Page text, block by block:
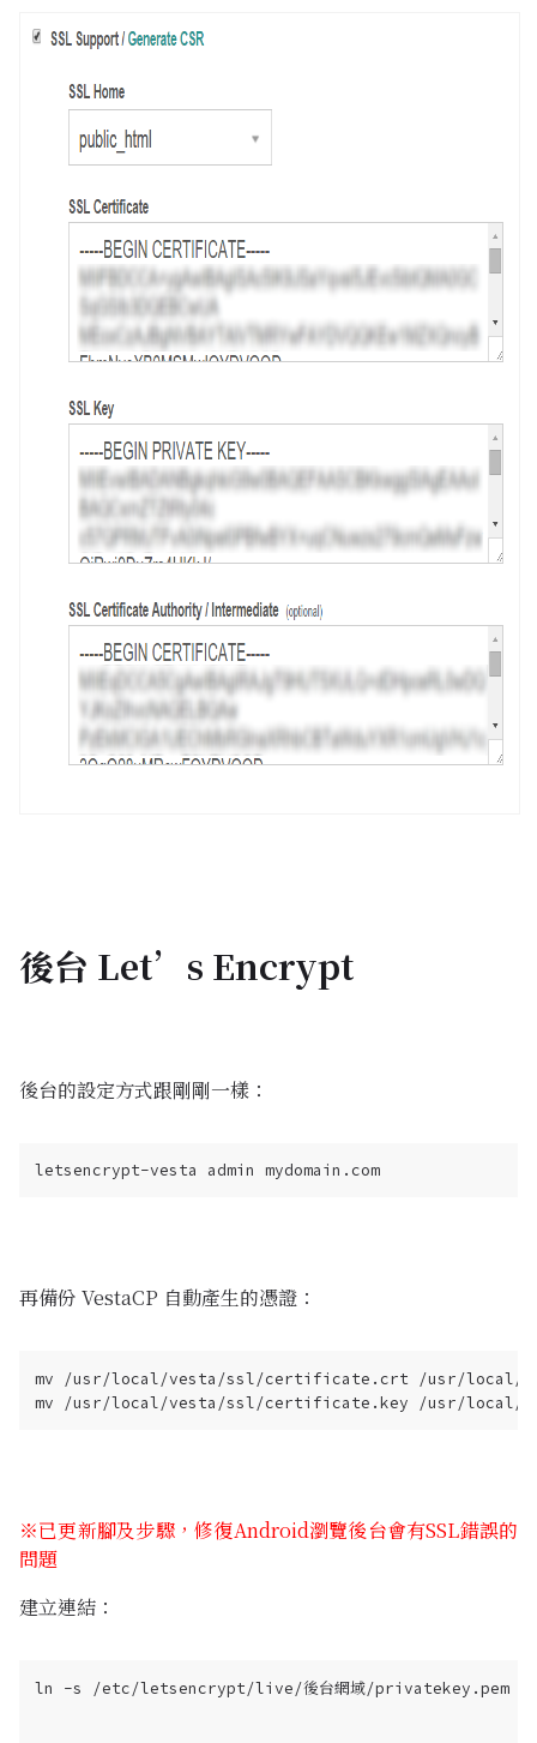
後台 Let’s Encrypt
後台的設定方式跟剛剛一樣：
letsencrypt-vesta admin mydomain.com
再備份 VestaCP 自動產生的憑證：
mv /usr/local/vesta/ssl/certificate.crt /usr/local/
※已更新腳及步驟，修復Android瀏覽後台會有SSL錯誤的
問題
建立連結：
ln -s /etc/letsencrypt/live/後台網域/